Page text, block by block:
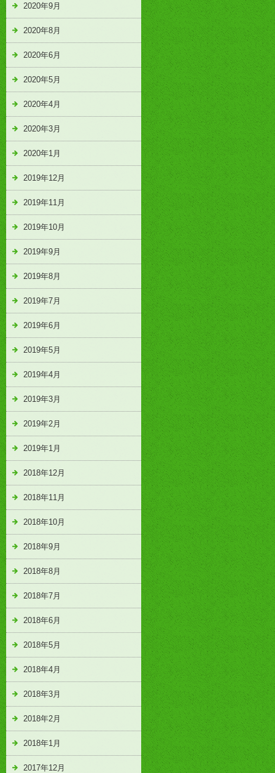
2020年9月
2020年8月
2020年6月
2020年5月
2020年4月
2020年3月
2020年1月
2019年12月
2019年11月
2019年10月
2019年9月
2019年8月
2019年7月
2019年6月
2019年5月
2019年4月
2019年3月
2019年2月
2019年1月
2018年12月
2018年11月
2018年10月
2018年9月
2018年8月
2018年7月
2018年6月
2018年5月
2018年4月
2018年3月
2018年2月
2018年1月
2017年12月